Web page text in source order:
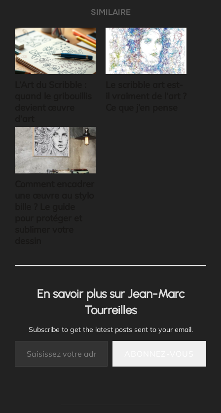
SIMILAIRE
En savoir plus sur Jean-Marc
Tourreilles
Subscribe to get the latest posts sent to your email.
Saisissez votre adresse e-mail…